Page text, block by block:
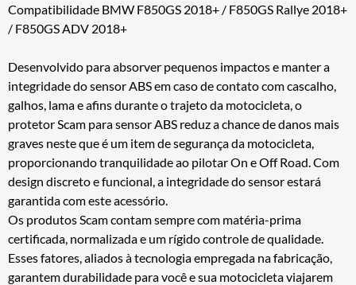
Compatibilidade BMW F850GS 2018+ / F850GS Rallye 2018+
/ F850GS ADV 2018+
Desenvolvido para absorver pequenos impactos e manter a
integridade do sensor ABS em caso de contato com cascalho,
galhos, lama e afins durante o trajeto da motocicleta, o
protetor Scam para sensor ABS reduz a chance de danos mais
graves neste que é um item de segurança da motocicleta,
proporcionando tranquilidade ao pilotar On e Off Road. Com
design discreto e funcional, a integridade do sensor estará
garantida com este acessório.
Os produtos Scam contam sempre com matéria-prima
certificada, normalizada e um rígido controle de qualidade.
Esses fatores, aliados à tecnologia empregada na fabricação,
garantem durabilidade para você e sua motocicleta viajarem